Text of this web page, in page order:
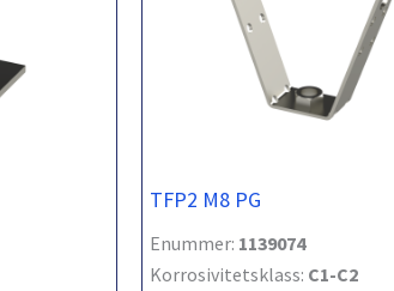
TFP2 M8 PG
Enummer: 1139074
Korrosivitetsklass: C1-C2